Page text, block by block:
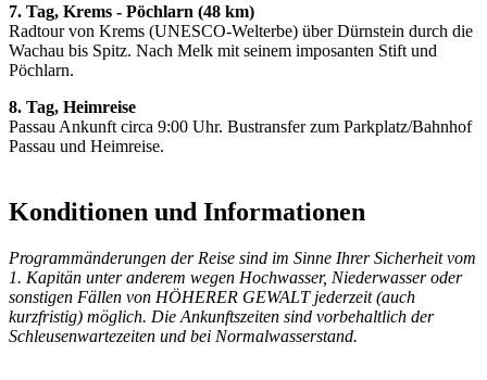
7. Tag, Krems - Pöchlarn (48 km)
Radtour von Krems (UNESCO-Welterbe) über Dürnstein durch die
Wachau bis Spitz. Nach Melk mit seinem imposanten Stift und
Pöchlarn.
8. Tag, Heimreise
Passau Ankunft circa 9:00 Uhr. Bustransfer zum Parkplatz/Bahnhof
Passau und Heimreise.
Konditionen und Informationen
Programmänderungen der Reise sind im Sinne Ihrer Sicherheit vom
1. Kapitän unter anderem wegen Hochwasser, Niederwasser oder
sonstigen Fällen von HÖHERER GEWALT jederzeit (auch
kurzfristig) möglich. Die Ankunftszeiten sind vorbehaltlich der
Schleusenwartezeiten und bei Normalwasserstand.